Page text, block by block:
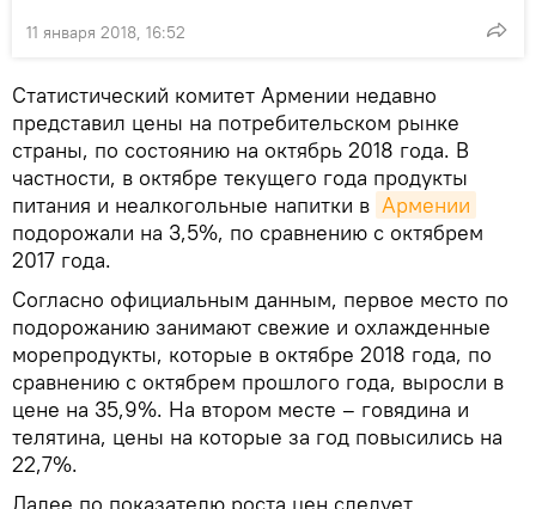
11 января 2018, 16:52
Статистический комитет Армении недавно
представил цены на потребительском рынке
страны, по состоянию на октябрь 2018 года. В
частности, в октябре текущего года продукты
питания и неалкогольные напитки в Армении
подорожали на 3,5%, по сравнению с октябрем
2017 года.
Согласно официальным данным, первое место по
подорожанию занимают свежие и охлажденные
морепродукты, которые в октябре 2018 года, по
сравнению с октябрем прошлого года, выросли в
цене на 35,9%. На втором месте – говядина и
телятина, цены на которые за год повысились на
22,7%.
Далее по показателю роста цен следует